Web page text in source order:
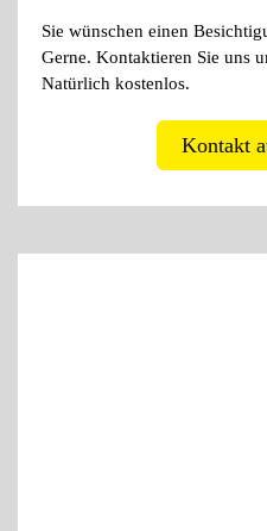
Sie wünschen einen
Gerne. Kontaktieren Sie uns
Natürlich kostenlos.
Kontakt